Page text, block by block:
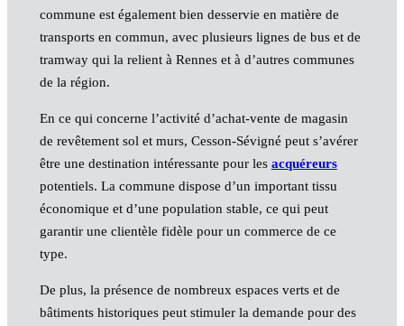
commune est également bien desservie en matière de
transports en commun, avec plusieurs lignes de bus et de
tramway qui la relient à Rennes et à d’autres communes
de la région.
En ce qui concerne l’activité d’achat-vente de magasin
de revêtement sol et murs, Cesson-Sévigné peut s’avérer
être une destination intéressante pour les acquéreurs
potentiels. La commune dispose d’un important tissu
économique et d’une population stable, ce qui peut
garantir une clientèle fidèle pour un commerce de ce
type.
De plus, la présence de nombreux espaces verts et de
bâtiments historiques peut stimuler la demande pour des